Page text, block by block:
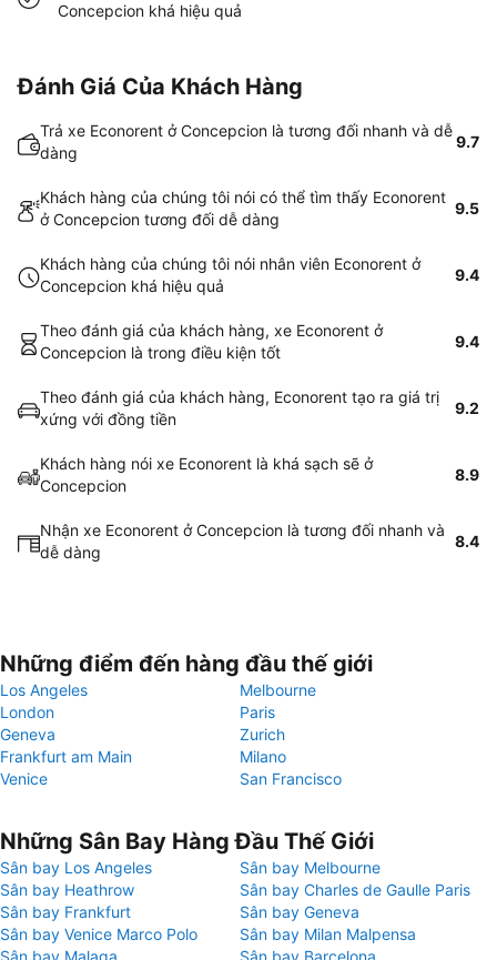
Concepcion khá hiệu quả
Đánh Giá Của Khách Hàng
Trả xe Econorent ở Concepcion là tương đối nhanh và dễ
dàng
9.7
Khách hàng của chúng tôi nói có thể tìm thấy Econorent
ở Concepcion tương đối dễ dàng
9.5
Khách hàng của chúng tôi nói nhân viên Econorent ở
Concepcion khá hiệu quả
9.4
Theo đánh giá của khách hàng, xe Econorent ở
Concepcion là trong điều kiện tốt
9.4
Theo đánh giá của khách hàng, Econorent tạo ra giá trị
xứng với đồng tiền
9.2
Khách hàng nói xe Econorent là khá sạch sẽ ở
Concepcion
8.9
Nhận xe Econorent ở Concepcion là tương đối nhanh và
dễ dàng
8.4
Những điểm đến hàng đầu thế giới
Los Angeles
Melbourne
London
Paris
Geneva
Zurich
Frankfurt am Main
Milano
Venice
San Francisco
Những Sân Bay Hàng Đầu Thế Giới
Sân bay Los Angeles
Sân bay Melbourne
Sân bay Heathrow
Sân bay Charles de Gaulle Paris
Sân bay Frankfurt
Sân bay Geneva
Sân bay Venice Marco Polo
Sân bay Milan Malpensa
Sân bay Malaga
Sân bay Barcelona